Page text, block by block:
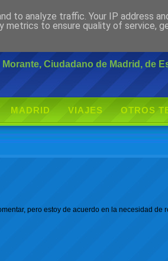
Ciudadano de Madrid, de
MADRID VIAJES OTROS
pero estoy de acuerdo en la necesidad de
to analyze traffic. Your IP address
metrics to ensure quality of service,